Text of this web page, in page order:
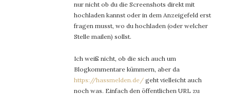
nur nicht ob du die Screenshots direkt mit
hochladen kannst oder in dem Anzeigefeld erst
fragen musst, wo du hochladen (oder welcher
Stelle mailen) sollst.
Ich weiß nicht, ob die sich auch um
Blogkommentare kümmern, aber da
https://hassmelden.de/ geht vielleicht auch
noch was. Einfach den öffentlichen URL zu